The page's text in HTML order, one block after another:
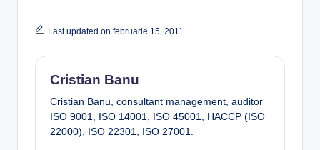
Last updated on februarie 15, 2011
Cristian Banu
Cristian Banu, consultant management, auditor
ISO 9001, ISO 14001, ISO 45001, HACCP (ISO
22000), ISO 22301, ISO 27001.